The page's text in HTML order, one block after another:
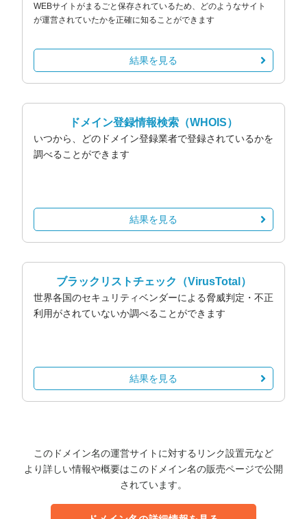
WEBサイトがまるごと保存されているため、どのようなサイト
が運営されていたかを正確に知ることができます
結果を見る
ドメイン登録情報検索 （WHOIS）
いつから、どのドメイン登録業者で登録されているかを
調べることができます
結果を見る
ブラックリストチェック （VirusTotal）
世界各国のセキュリティベンダーによる脅威判定・不正
利用がされていないか調べることができます
結果を見る
このドメイン名の運営サイトに対するリンク設置元など
より詳しい情報や概要はこのドメイン名の販売ページで公開
されています。